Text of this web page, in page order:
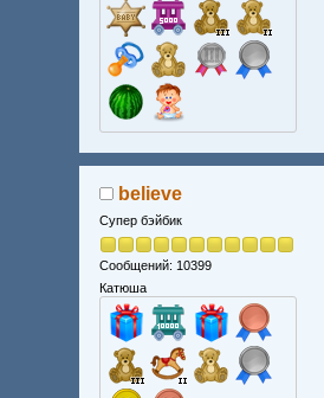
believe
Супер бэйбик
Сообщений: 10399
Катюша